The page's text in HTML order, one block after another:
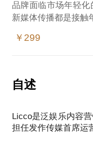
如果你有以上困惑，
品牌面临市场年轻化
新媒体传播都是接触
什么形式和内容会吸
如果你有以上困惑，
以将现有概况告知，
请将问题提前告知，
￥299
自述
Licco是泛娱乐内容
担任发作传媒首席运